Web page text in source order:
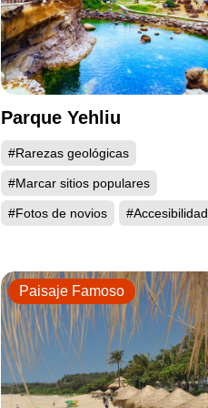
Parque Yehliu
#Rarezas geológicas
#Marcar sitios populares
#Fotos de novios #Accesibilidad
Paisaje Famoso